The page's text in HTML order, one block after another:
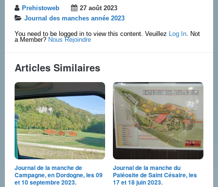
Prehistoweb
27 août 2023
Journal des manches année 2023
You need to be logged in to view this content. Veuillez Log In. Not
a Member? Nous Rejoindre
Articles Similaires
Journal de la manche de
Campagne, en Dordogne, les 09
et 10 septembre 2023.
Journal de la manche du
Paléosite de Saint Césaire, les
17 et 18 juin 2023.